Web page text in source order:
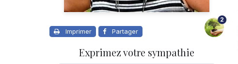
Imprimer Partager
2
Exprimez votre sympathie